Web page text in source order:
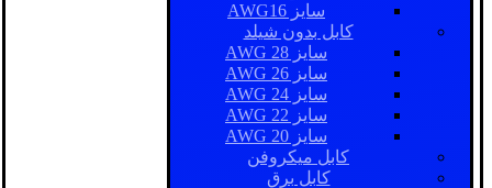
سایز AWG16
کابل بدون شیلد
سایز AWG 28
سایز AWG 26
سایز AWG 24
سایز AWG 22
سایز AWG 20
کابل میکروفن
کابل برق